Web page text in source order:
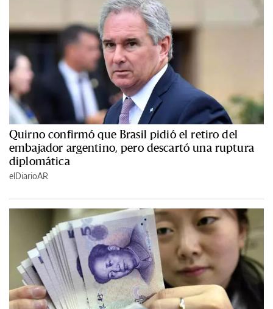
Quirno confirmó que Brasil pidió el retiro del
embajador argentino, pero descartó una ruptura
diplomática
elDiarioAR